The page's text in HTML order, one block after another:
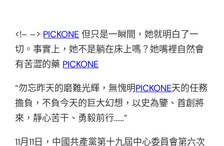
<!– –> PICKONE 但只是一瞬間，她就明白了一
切。事實上，她不是躺在床上嗎？她嘴裡自然會
有苦澀的藥 PICKONE
“勿忘昨天的磨難光輝，無愧明PICKONE天的任務
擔負，不負今天的巨大幻想，以史為鑒、首創將
來，靜心苦干、勇毅前行……”
11月11日，中國共產黨第十九屆中心委員會第六次